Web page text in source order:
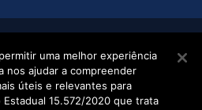
uma melhor experiência
nos ajudar a compreender
úteis e relevantes para
15.572/2020 que trata